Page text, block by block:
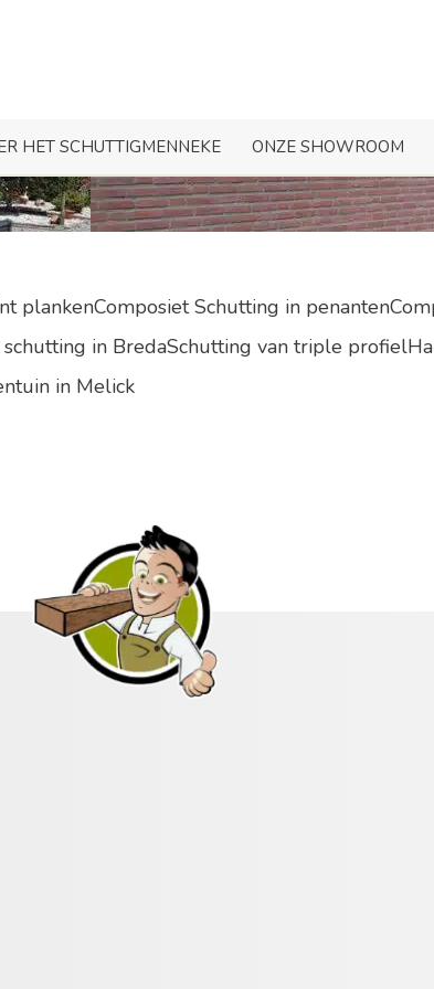
HET SCHUTTIGMENNEKE ONZE SHOWROOM
plankenComposiet Schutting in
in BredaSchutting van triple
in Melick